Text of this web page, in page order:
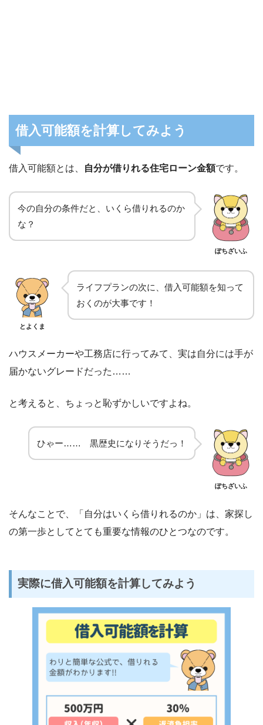
借入可能額を計算してみよう
借入可能額とは、 自分が借りれる住宅ローン金額です。
今の自分の条件だと、いくら借りれるのか
な？
ぽちざいふ
とよくま
ライフプランの次に、借入可能額を知って
おくのが大事です！
ハウスメーカーや工務店に行ってみて、実は自分には手が
届かないグレードだった……
と考えると、ちょっと恥ずかしいですよね。
ひゃー…… 黒歴史になりそうだっ！
ぽちざいふ
そんなことで、「自分はいくら借りれるのか」は、家探し
の第一歩としてとても重要な情報のひとつなのです。
実際に借入可能額を計算してみよう